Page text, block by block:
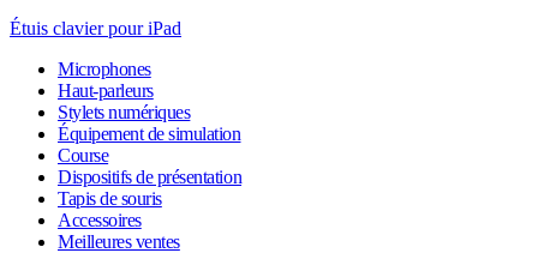
Étuis clavier pour iPad
Microphones
Haut-parleurs
Stylets numériques
Équipement de simulation
Course
Dispositifs de présentation
Tapis de souris
Accessoires
Meilleures ventes